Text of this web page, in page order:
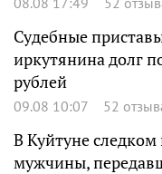
Судебные
иркутянина долг
рублей
09.08 10:07 52
В Куйтуне
мужчины,